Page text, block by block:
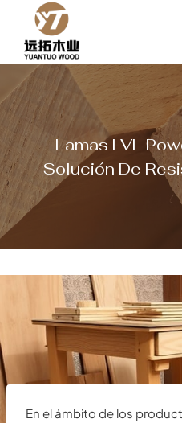
Contenido
Lamas LVL
Solución De
En el ámbito de los